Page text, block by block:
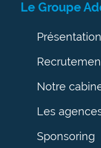
Le Groupe
Présentation
Notre
Les
Sponsoring